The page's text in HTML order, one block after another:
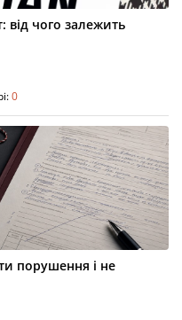
чого залежить
0
порушення і не